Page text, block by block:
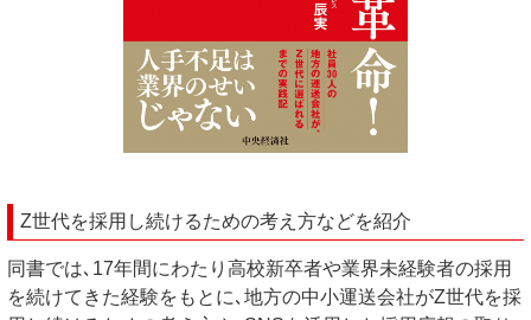
Z世代を採用し続けるための考え方などを紹介
同書では､17年間にわたり高校新卒者や業界未経験者の採用
を続けてきた経験をもとに､地方の中小運送会社がZ世代を採